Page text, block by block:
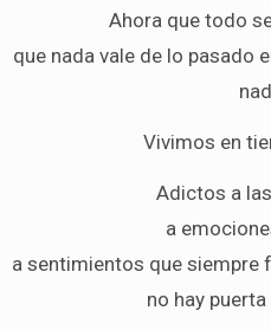
Ahora que todo
que nada vale de lo pasado
Vivimos en
Adictos a
a
a sentimientos que siempre
no hay